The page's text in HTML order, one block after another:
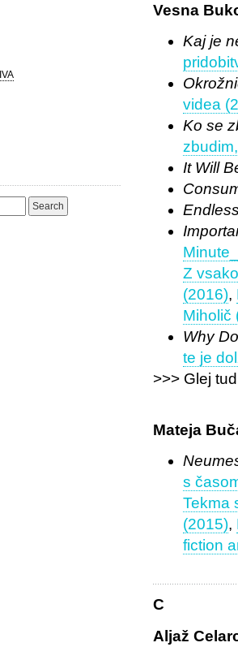
Vesna
Kaj je
videa
Ko se
It Will
Z
(2016),
Miholič
Why
te je
>>> Glej
Mateja
s
Tekma
(2015),
fiction
C
Aljaž